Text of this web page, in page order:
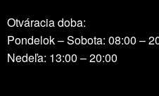
Otváracia doba:
Pondelok – Sobota: 08:00 –
Nedeľa: 13:00 – 20:00